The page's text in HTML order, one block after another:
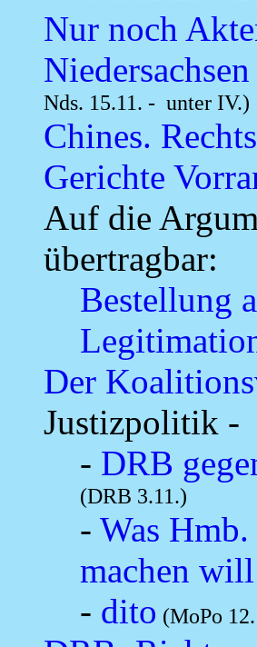
Nur noch
Nds. 15.11. - unter IV.)
Chines.
Gerichte
Auf die
übertragbar:
Bestellung
Der
Justizpolitik -
- DRB
(DRB 3.11.)
- Was
machen will
- dito (MoPo